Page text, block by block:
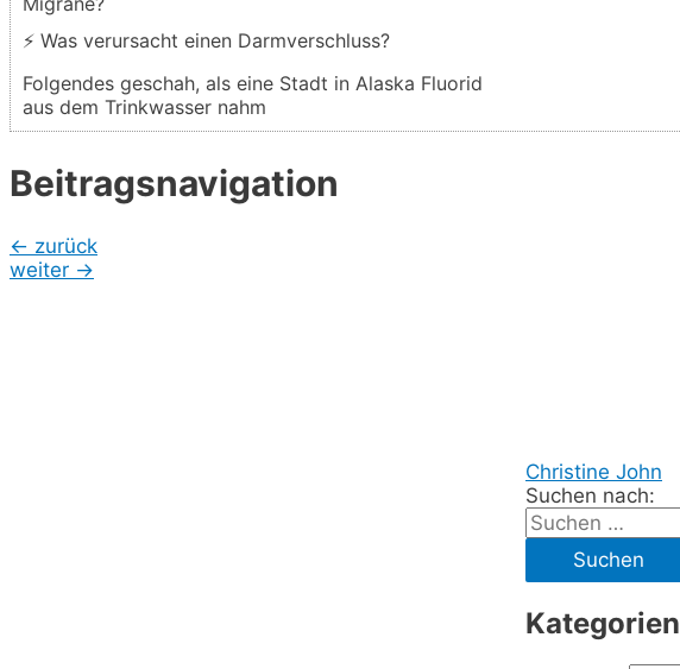
⚡ Was verursacht einen Darmverschluss?
Folgendes geschah, als eine Stadt in Alaska Fluorid
aus dem Trinkwasser nahm
Beitragsnavigation
← zurück
weiter →
Christine John
Suchen nach:
Kategorien